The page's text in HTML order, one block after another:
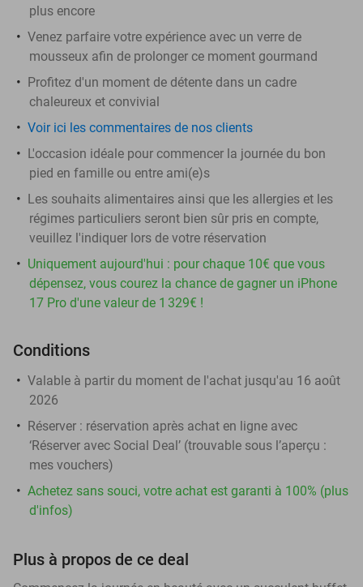
plus encore
Venez parfaire votre expérience avec un verre de
mousseux afin de prolonger ce moment gourmand
Profitez d'un moment de détente dans un cadre
chaleureux et convivial
Voir ici les commentaires de nos clients
L'occasion idéale pour commencer la journée du bon
pied en famille ou entre ami(e)s
Les souhaits alimentaires ainsi que les allergies et les
régimes particuliers seront bien sûr pris en compte,
veuillez l'indiquer lors de votre réservation
Uniquement aujourd'hui : pour chaque 10€ que vous
dépensez, vous courez la chance de gagner un iPhone
17 Pro d'une valeur de 1 329€ !
Conditions
Valable à partir du moment de l'achat jusqu'au 16 août
2026
Réserver : réservation après achat en ligne avec
‘Réserver avec Social Deal’ (trouvable sous l’aperçu :
mes vouchers)
Achetez sans souci, votre achat est garanti à 100% (plus
d'infos)
Plus à propos de ce deal